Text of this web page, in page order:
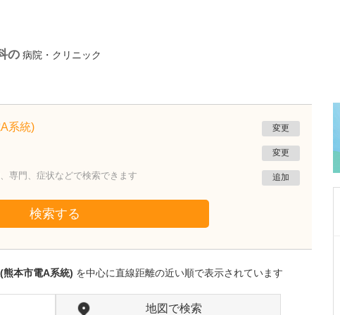
の 病院・クリニック
系統) 変更
変更
専門、症状などで検索できます 追加
検索する
熊本市電A系統) を中心に直線距離の近い順で表示されています
地図で検索
東京都豊島区
南大塚クリニック
読者へのメッセージをお願いします。